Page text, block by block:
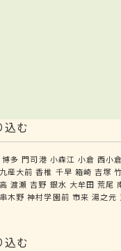
込む
博多 門司港 小森江 小倉 西小倉
九産大前 香椎 千早 箱崎 吉塚
渡瀬 吉野 銀水 大牟田 荒尾
串木野 神村学園前 市来 湯之元
込む